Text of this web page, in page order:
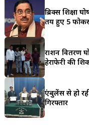
ब्रिक्स शिक्षा
तय हुए 5
राशन वितरण
हेराफेरी की
एंबुलेंस से हो
गिरफ्तार